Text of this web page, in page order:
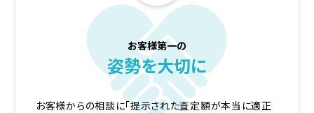
お客様第一の
姿勢を大切に
お客様からの相談に「提示された査定額が本当に適正